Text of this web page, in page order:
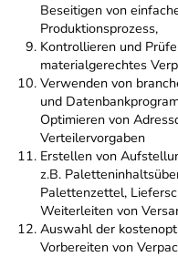
Beseitigen von
Produktionsprozess,
Kontrollieren und
materialgerechtes
Verwenden von
und
Optimieren von
Verteilervorgaben
Erstellen von
z.B.
Palettenzettel,
Weiterleiten von
Auswahl der
Vorbereiten von